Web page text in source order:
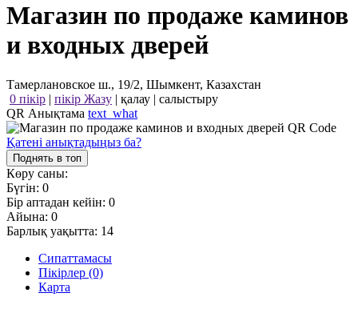
Магазин по продаже каминов
и входных дверей
Тамерлановское ш., 19/2, Шымкент, Казахстан
0 пікір | пікір Жазу | қалау | салыстыру
QR Анықтама text_what
Қатені анықтадыңыз ба?
Поднять в топ
Көру саны:
Бүгін: 0
Бір аптадан кейін: 0
Айына: 0
Барлық уақытта: 14
Сипаттамасы
Пікірлер (0)
Карта